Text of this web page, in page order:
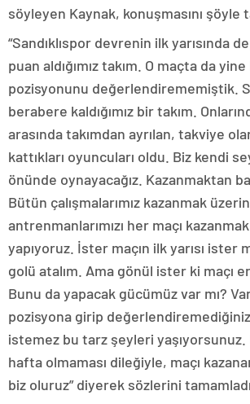
söyleyen Kaynak, konuşmasını şöyle
“Sandıklıspor devrenin ilk yarısında
puan aldığımız takım. O maçta da
pozisyonunu değerlendirememiştik.
berabere kaldığımız bir takım.
arasında takımdan ayrılan, takviye
kattıkları oyuncuları oldu. Biz kendi
önünde oynayacağız. Kazanmaktan
Bütün çalışmalarımız kazanmak
antrenmanlarımızı her maçı
yapıyoruz. İster maçın ilk yarısı ister
golü atalım. Ama gönül ister ki maçı
Bunu da yapacak gücümüz var mı?
pozisyona girip
istemez bu tarz şeyleri
hafta olmaması dileğiyle, maçı
biz oluruz” diyerek sözlerini